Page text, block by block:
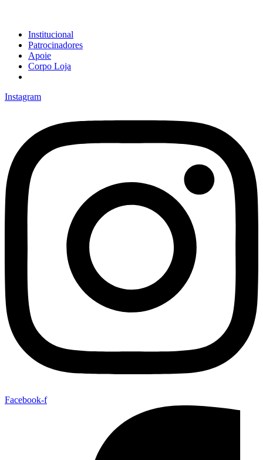
Institucional
Patrocinadores
Apoie
Corpo Loja
Instagram
Facebook-f